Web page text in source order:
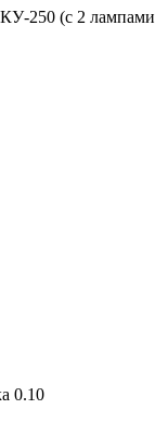
250 (с 2 лампами
0.10